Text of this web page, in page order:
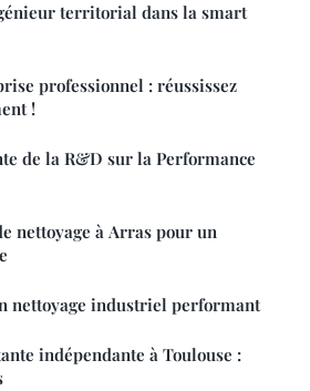
territorial dans la smart
professionnel : réussissez
!
de la R&D sur la Performance
nettoyage à Arras pour un
nettoyage industriel performant
indépendante à Toulouse :